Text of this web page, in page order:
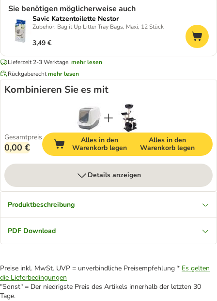
Sie benötigen möglicherweise auch
Savic Katzentoilette Nestor
Zubehör: Bag it Up Litter Tray Bags, Maxi, 12 Stück
3,49 €
Lieferzeit 2-3 Werktage. mehr lesen
Rückgaberechtmehr lesen
Kombinieren Sie es mit
Gesamtpreis
0,00 €
Alles in den
Warenkorb legen
Alles in den
Warenkorb legen
Details anzeigen
Produktbeschreibung
PDF Download
Preise inkl. MwSt. UVP = unverbindliche Preisempfehlung * Es gelten
die Lieferbedingungen
"Sonst" = Der niedrigste Preis des Artikels innerhalb der letzten 30
Tage.